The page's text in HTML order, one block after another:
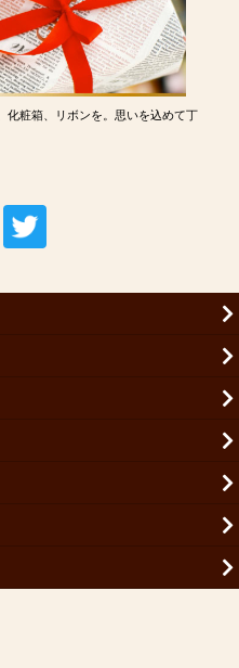
化粧箱、リボンを。思いを込めて丁